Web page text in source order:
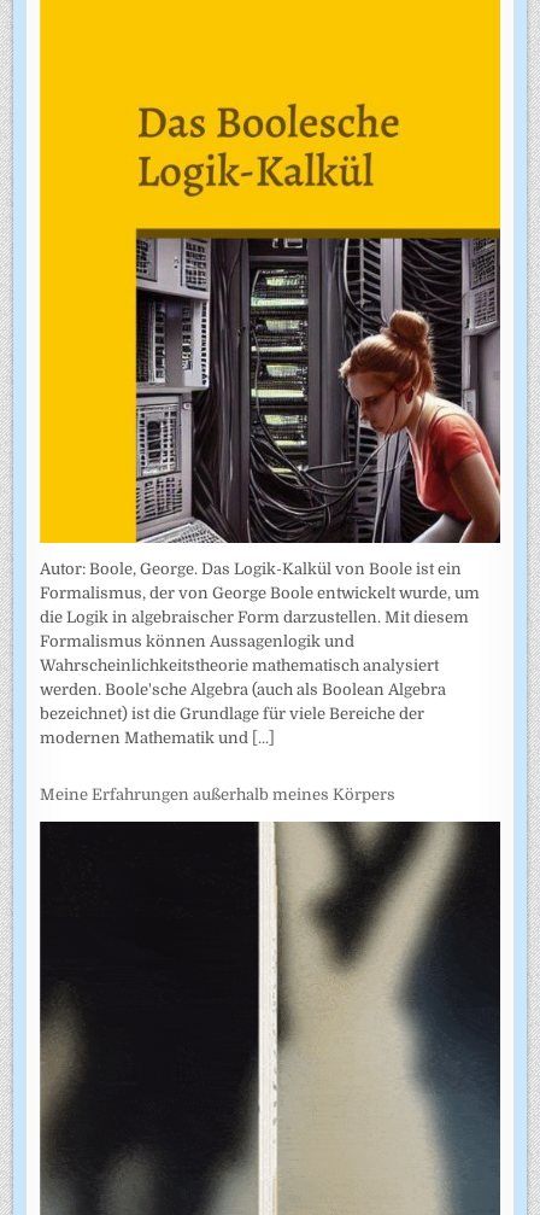
Autor: Boole, George. Das Logik-Kalkül von Boole ist ein
Formalismus, der von George Boole entwickelt wurde, um
die Logik in algebraischer Form darzustellen. Mit diesem
Formalismus können Aussagenlogik und
Wahrscheinlichkeitstheorie mathematisch analysiert
werden. Boole'sche Algebra (auch als Boolean Algebra
bezeichnet) ist die Grundlage für viele Bereiche der
modernen Mathematik und [...]
Meine Erfahrungen außerhalb meines Körpers